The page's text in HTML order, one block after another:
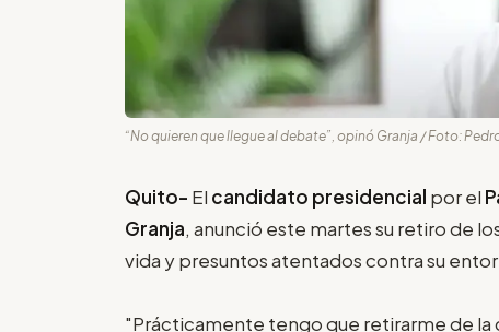
“No quieren que llegue al debate”, opinó Granja / Foto:
Quito- El candidato presidencial por el
Granja, anunció este martes su retiro de
vida y presuntos atentados contra su
"Prácticamente tengo que retirarme de